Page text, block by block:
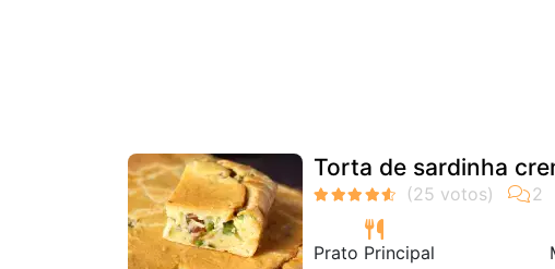
Torta de sardinha
Prato Principal